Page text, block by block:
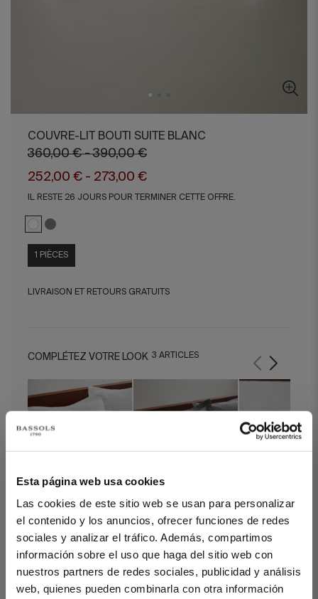
Esta página web usa cookies
Las cookies de este sitio web se usan para personalizar
el contenido y los anuncios, ofrecer funciones de redes
sociales y analizar el tráfico. Además, compartimos
información sobre el uso que haga del sitio web con
nuestros partners de redes sociales, publicidad y análisis
web, quienes pueden combinarla con otra información
COUVRE-LIT BOUTI SUITE BLANC
360,00 € - 390,00 €
252,00 € - 273,00 €
IL RESTE 26 JOURS POUR TERMINER CETTE OFFRE.
1 PIÈCES
LIVRAISON ET RETOURS GRATUITS
COMPLÉTEZ VOTRE LOOK 3 ARTICLES
Taies d' Oreiller Suite
Blanco (Set de 2)
Taies d' Oreiller Suite
Gris (Set de 2)
Drap Housse
Blanc
Couvre-lit Bouti Suite Blanc